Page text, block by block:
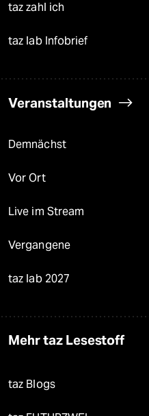
taz zahl ich
taz lab Infobrief
Veranstaltungen
Demnächst
Vor Ort
Live im Stream
Vergangene
taz lab 2027
Mehr taz Lesestoff
taz Blogs